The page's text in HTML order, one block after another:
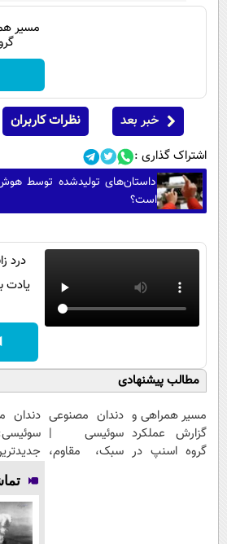
مسیر
خبر بعد نظرات کاربران
اشتراک گذاری :
داستان‌های تولیدشده توسط
است؟
درد
یادت
مطالب پیشنهادی
مسیر همراهی و
گزارش عملکرد
گروه اسنپ در
دندان مصنوعی
سوئیسی |
سبک، مقاوم،
دندان
فناوری
سبک و